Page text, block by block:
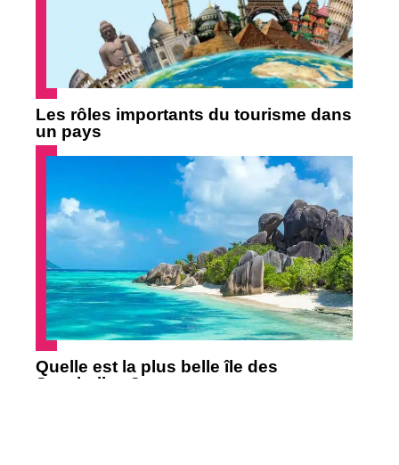
Les rôles importants du tourisme dans
un pays
Quelle est la plus belle île des
Seychelles ?